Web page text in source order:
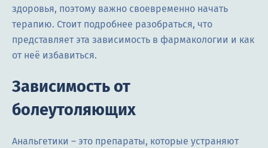
здоровья, поэтому важно своевременно начать
терапию. Стоит подробнее разобраться, что
представляет эта зависимость в фармакологии и как
от неё избавиться.
Зависимость от
болеутоляющих
Анальгетики – это препараты, которые устраняют